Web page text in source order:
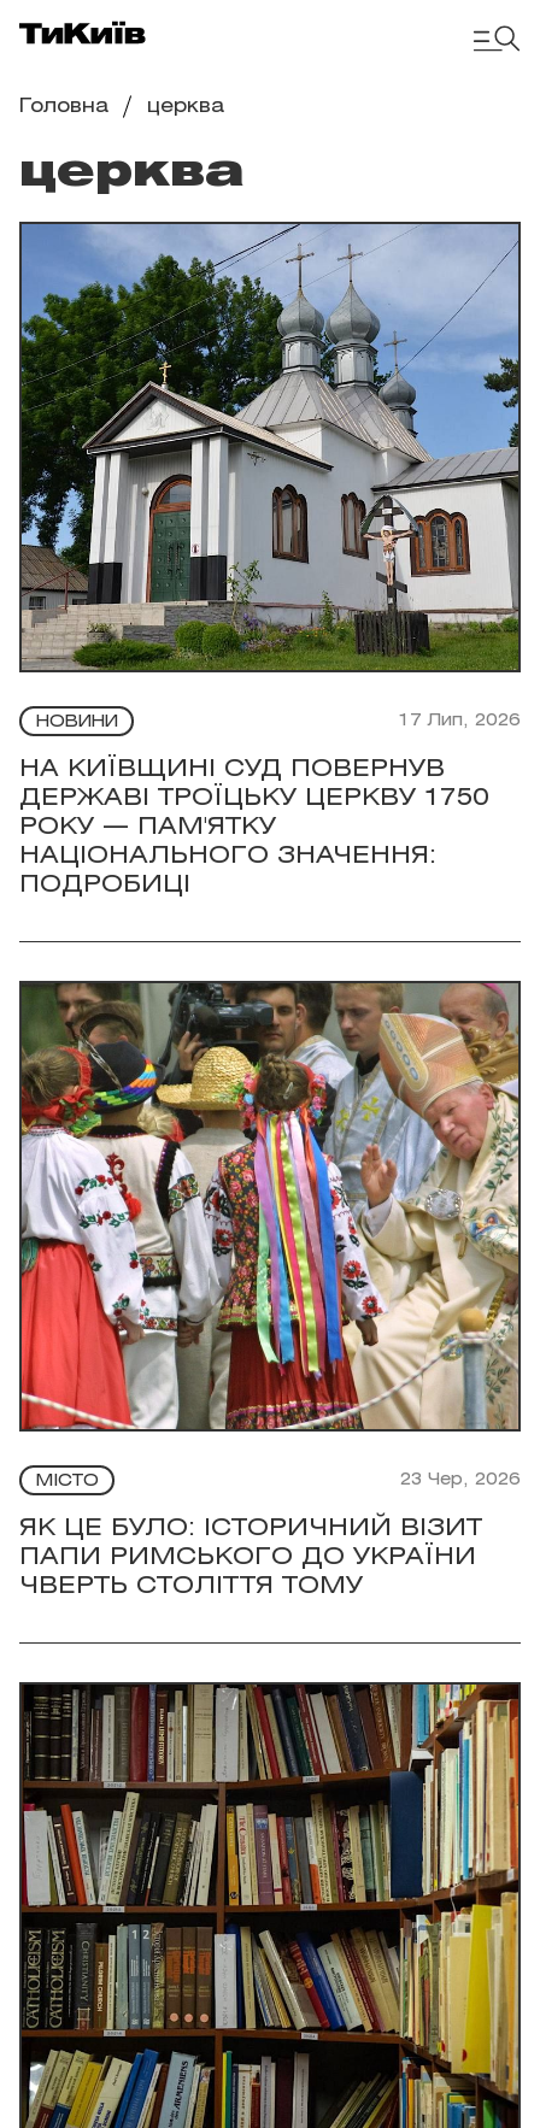
Головна церква
церква
НОВИНИ 17 Лип, 2026
НА КИЇВЩИНІ СУД ПОВЕРНУВ
ДЕРЖАВІ ТРОЇЦЬКУ ЦЕРКВУ 1750
РОКУ — ПАМ'ЯТКУ
НАЦІОНАЛЬНОГО ЗНАЧЕННЯ:
ПОДРОБИЦІ
МІСТО 23 Чер, 2026
ЯК ЦЕ БУЛО: ІСТОРИЧНИЙ ВІЗИТ
ПАПИ РИМСЬКОГО ДО УКРАЇНИ
ЧВЕРТЬ СТОЛІТТЯ ТОМУ